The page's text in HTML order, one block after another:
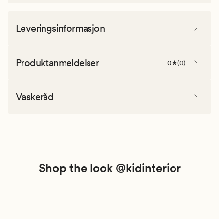
Leveringsinformasjon
Produktanmeldelser 0 (0)
Vaskeråd
Shop the look @kidinterior